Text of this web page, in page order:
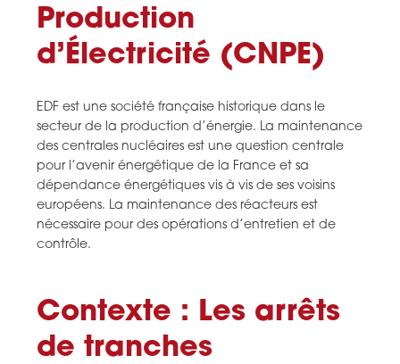
Production
d’Électricité (CNPE)
EDF est une société française historique dans le
secteur de la production d’énergie. La maintenance
des centrales nucléaires est une question centrale
pour l’avenir énergétique de la France et sa
dépendance énergétiques vis à vis de ses voisins
européens. La maintenance des réacteurs est
nécessaire pour des opérations d’entretien et de
contrôle.
Contexte : Les arrêts
de tranches